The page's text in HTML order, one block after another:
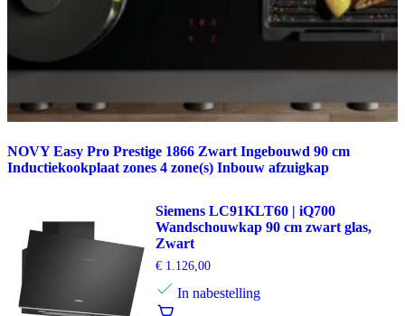
NOVY Easy Pro Prestige 1866 Zwart Ingebouwd 90 cm
Inductiekookplaat zones 4 zone(s) Inbouw afzuigkap
Siemens LC91KLT60 | iQ700
Wandschouwkap 90 cm zwart glas,
Zwart
€ 1.126,00
In nabestelling